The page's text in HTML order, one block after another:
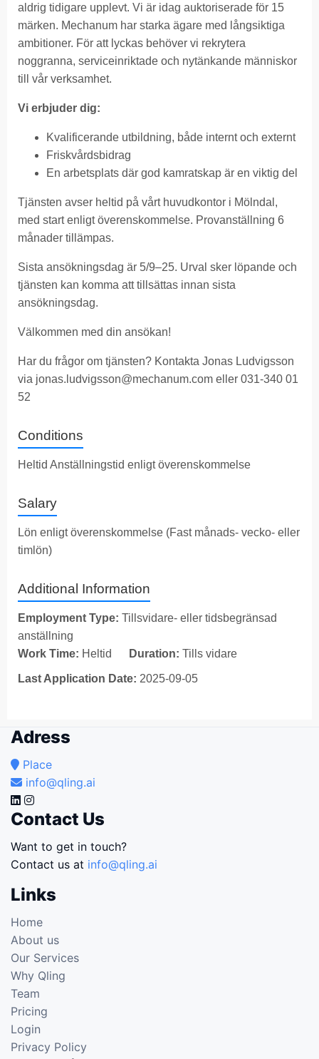
aldrig tidigare upplevt. Vi är idag auktoriserade för 15
märken. Mechanum har starka ägare med långsiktiga
ambitioner. För att lyckas behöver vi rekrytera
noggranna, serviceinriktade och nytänkande människor
till vår verksamhet.
Vi erbjuder dig:
Kvalificerande utbildning, både internt och externt
Friskvårdsbidrag
En arbetsplats där god kamratskap är en viktig del
Tjänsten avser heltid på vårt huvudkontor i Mölndal,
med start enligt överenskommelse. Provanställning 6
månader tillämpas.
Sista ansökningsdag är 5/9–25. Urval sker löpande och
tjänsten kan komma att tillsättas innan sista
ansökningsdag.
Välkommen med din ansökan!
Har du frågor om tjänsten? Kontakta Jonas Ludvigsson
via jonas.ludvigsson@mechanum.com eller 031-340 01
52
Conditions
Heltid Anställningstid enligt överenskommelse
Salary
Lön enligt överenskommelse (Fast månads- vecko- eller
timlön)
Additional Information
Employment Type: Tillsvidare- eller tidsbegränsad
anställning
Work Time: Heltid Duration: Tills vidare
Last Application Date: 2025-09-05
Adress
Place
info@qling.ai
Contact Us
Want to get in touch?
Contact us at info@qling.ai
Links
Home
About us
Our Services
Why Qling
Team
Pricing
Login
Privacy Policy